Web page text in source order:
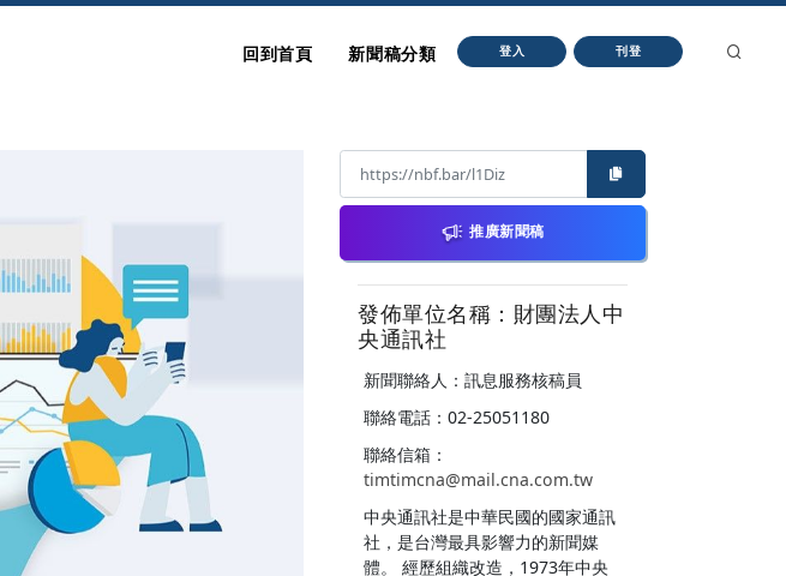
回到首頁 新聞稿分類 登入 刊登
推廣新聞稿
發佈單位名稱：財團法人中
央通訊社
新聞聯絡人：訊息服務核稿員
聯絡電話：02-25051180
聯絡信箱：
timtimcna@mail.cna.com.tw
中央通訊社是中華民國的國家通訊
社，是台灣最具影響力的新聞媒
體。 經歷組織改造，1973年中央